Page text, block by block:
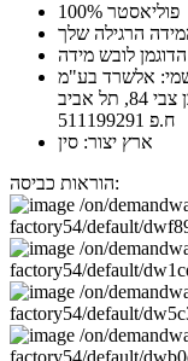
100% פוליאסטר
הרגילה שלך
אלשרד בע"מ
תל אביב
ח.פ 511199291
ארץ יצור: סין
הוראות כביסה: